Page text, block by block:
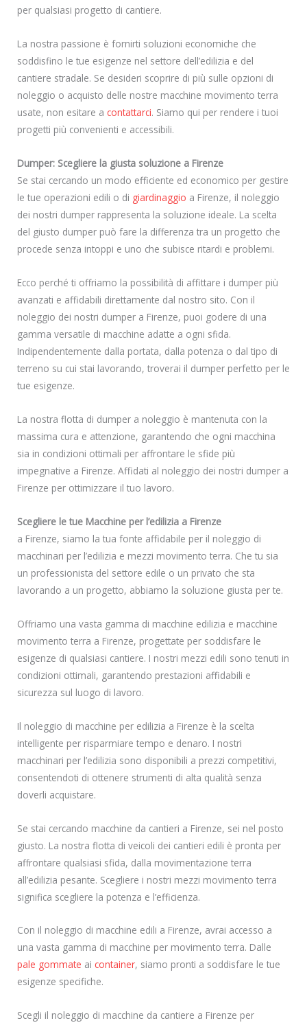
per qualsiasi progetto di cantiere.
La nostra passione è fornirti soluzioni economiche che
soddisfino le tue esigenze nel settore dell’edilizia e del
cantiere stradale. Se desideri scoprire di più sulle opzioni di
noleggio o acquisto delle nostre macchine movimento terra
usate, non esitare a contattarci. Siamo qui per rendere i tuoi
progetti più convenienti e accessibili.
Dumper: Scegliere la giusta soluzione a Firenze
Se stai cercando un modo efficiente ed economico per gestire
le tue operazioni edili o di giardinaggio a Firenze, il noleggio
dei nostri dumper rappresenta la soluzione ideale. La scelta
del giusto dumper può fare la differenza tra un progetto che
procede senza intoppi e uno che subisce ritardi e problemi.
Ecco perché ti offriamo la possibilità di affittare i dumper più
avanzati e affidabili direttamente dal nostro sito. Con il
noleggio dei nostri dumper a Firenze, puoi godere di una
gamma versatile di macchine adatte a ogni sfida.
Indipendentemente dalla portata, dalla potenza o dal tipo di
terreno su cui stai lavorando, troverai il dumper perfetto per le
tue esigenze.
La nostra flotta di dumper a noleggio è mantenuta con la
massima cura e attenzione, garantendo che ogni macchina
sia in condizioni ottimali per affrontare le sfide più
impegnative a Firenze. Affidati al noleggio dei nostri dumper a
Firenze per ottimizzare il tuo lavoro.
Scegliere le tue Macchine per l’edilizia a Firenze
a Firenze, siamo la tua fonte affidabile per il noleggio di
macchinari per l’edilizia e mezzi movimento terra. Che tu sia
un professionista del settore edile o un privato che sta
lavorando a un progetto, abbiamo la soluzione giusta per te.
Offriamo una vasta gamma di macchine edilizia e macchine
movimento terra a Firenze, progettate per soddisfare le
esigenze di qualsiasi cantiere. I nostri mezzi edili sono tenuti in
condizioni ottimali, garantendo prestazioni affidabili e
sicurezza sul luogo di lavoro.
Il noleggio di macchine per edilizia a Firenze è la scelta
intelligente per risparmiare tempo e denaro. I nostri
macchinari per l’edilizia sono disponibili a prezzi competitivi,
consentendoti di ottenere strumenti di alta qualità senza
doverli acquistare.
Se stai cercando macchine da cantieri a Firenze, sei nel posto
giusto. La nostra flotta di veicoli dei cantieri edili è pronta per
affrontare qualsiasi sfida, dalla movimentazione terra
all’edilizia pesante. Scegliere i nostri mezzi movimento terra
significa scegliere la potenza e l’efficienza.
Con il noleggio di macchine edili a Firenze, avrai accesso a
una vasta gamma di macchine per movimento terra. Dalle
pale gommate ai container, siamo pronti a soddisfare le tue
esigenze specifiche.
Scegli il noleggio di macchine da cantiere a Firenze per